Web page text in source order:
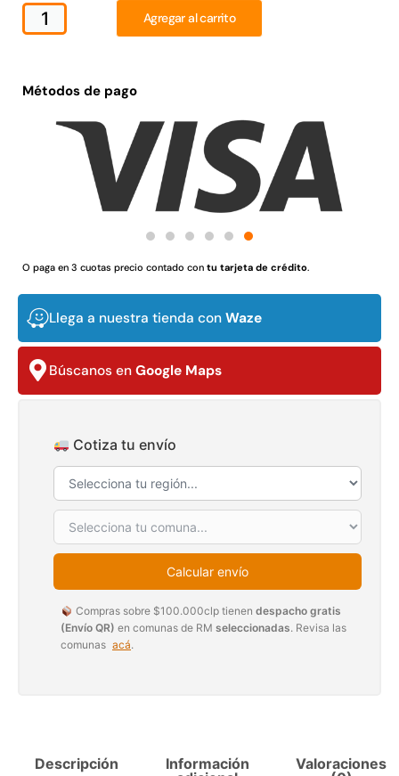
Agregar al carrito
Métodos de pago
O paga en 3 cuotas precio contado con tu tarjeta de crédito.
Llega a nuestra tienda con Waze
Búscanos en Google Maps
Cotiza tu envío
Calcular envío
Compras sobre $100.000clp tienen despacho gratis
(Envío QR) en comunas de RM seleccionadas. Revisa las
comunas acá.
Descripción
Información
Valoraciones
37%
Agregar al carrito
Pasto sintético
USA: Crown
Leer